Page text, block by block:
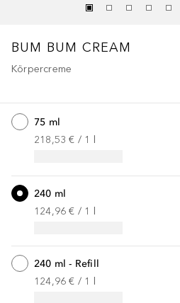
BUM BUM CREAM
Körpercreme
75 ml
218,53 € / 1
240 ml
124,96 € / 1
240 ml - Refill
124,96 € / 1